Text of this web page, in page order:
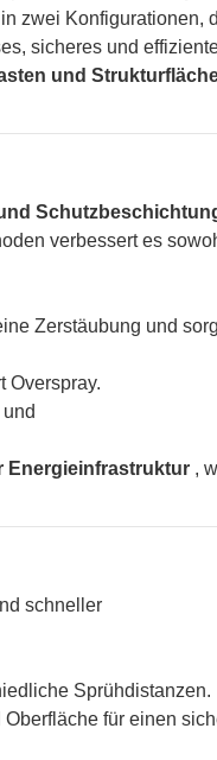
zwei Konfigurationen,
sicheres und
und
verbessert es
Zerstäubung und
Overspray.
Energieinfrastruktur ,
schneller
Sprühdistanzen.
für einen